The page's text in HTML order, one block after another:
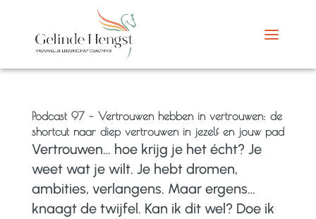
Podcast 97 – Vertrouwen hebben in vertrouwen: de
shortcut naar diep vertrouwen in jezelf en jouw pad
Vertrouwen… hoe krijg je het écht? Je
weet wat je wilt. Je hebt dromen,
ambities, verlangens. Maar ergens…
knaagt de twijfel. Kan ik dit wel? Doe ik